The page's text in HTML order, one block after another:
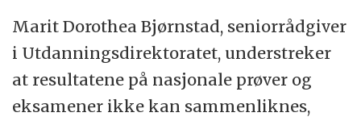
Marit Dorothea Bjørnstad, seniorrådgiver
i Utdanningsdirektoratet, understreker
at resultatene på nasjonale prøver og
eksamener ikke kan sammenliknes,